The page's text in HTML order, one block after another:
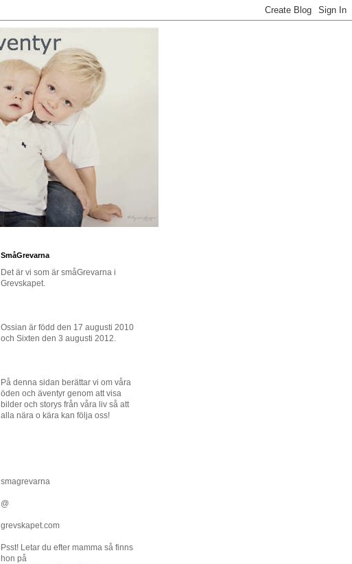
SmåGrevarna
Det är vi som är småGrevarna i
Grevskapet.
Ossian är född den 17 augusti 2010
och Sixten den 3 augusti 2012.
På denna sidan berättar vi om våra
öden och äventyr genom att visa
bilder och storys från våra liv så att
alla nära o kära kan följa oss!
smagrevarna
@
grevskapet.com
Psst! Letar du efter mamma så finns
hon på